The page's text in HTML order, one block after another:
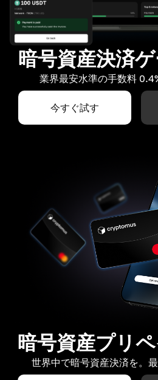
暗号資産決済
業界最安水準の手数料
今すぐ試す
暗号資産プリ
世界中で暗号資産決済を。